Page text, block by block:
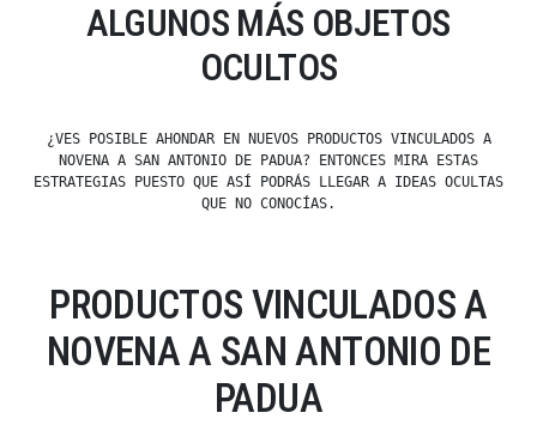
ALGUNOS MÁS OBJETOS
OCULTOS
¿VES POSIBLE AHONDAR EN NUEVOS PRODUCTOS VINCULADOS A
NOVENA A SAN ANTONIO DE PADUA? ENTONCES MIRA ESTAS
ESTRATEGIAS PUESTO QUE ASÍ PODRÁS LLEGAR A IDEAS OCULTAS
QUE NO CONOCÍAS.
PRODUCTOS VINCULADOS A
NOVENA A SAN ANTONIO DE
PADUA